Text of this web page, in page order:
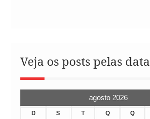
Veja os posts pelas
agosto 2026
D S T Q Q